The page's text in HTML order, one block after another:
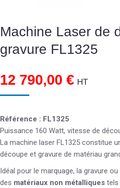
Machine Laser de
gravure FL1325
12 790,00 € HT
Référence : FL1325
Puissance 160 Watt, vitesse de
La machine laser FL1325 constitue
découpe et gravure de matériau
Idéal pour le marquage, la gravure
des matériaux non métalliques tels